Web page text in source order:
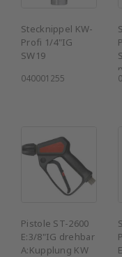
Stecknippel KW-
Profi 1/4"IG
SW19
040001255
Pistole ST-2600
E:3/8"IG drehbar
A:Kupplung KW